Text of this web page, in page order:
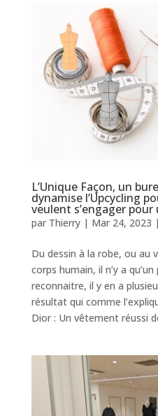
L’Unique Façon, un
dynamise l’Upcycling
veulent s’engager
par Thierry| Mar 24, 2023 |
Du dessin à la robe, ou au
corps humain, il n’y a
reconnaitre, il y en a
résultat qui comme
Dior : Un vêtement réussi